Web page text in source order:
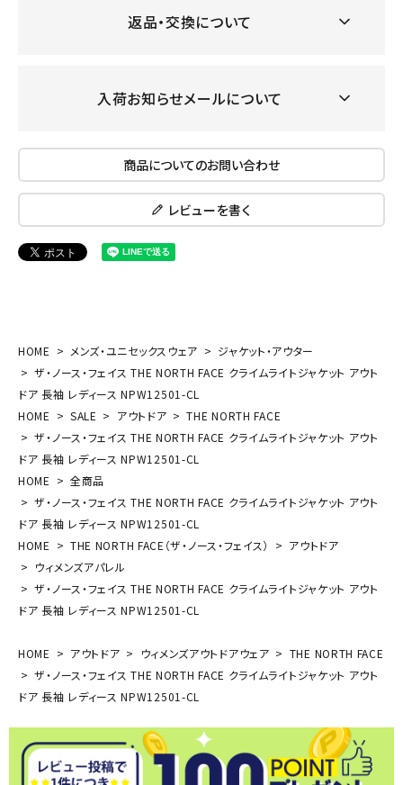
返品・交換について
入荷お知らせメールについて
商品についてのお問い合わせ
レビューを書く
HOME メンズ・ユニセックスウェア
ジャケット・アウター
ザ・ノース・フェイス THE NORTH FACE クライムライトジャケット アウト
ドア 長袖 レディース NPW12501-CL
HOME
SALE アウトドア
THE NORTH FACE
ザ・ノース・フェイス THE NORTH FACE クライムライトジャケット アウト
ドア 長袖 レディース NPW12501-CL
HOME
全商品
ザ・ノース・フェイス THE NORTH FACE クライムライトジャケット アウト
ドア 長袖 レディース NPW12501-CL
HOME
THE NORTH FACE（ザ・ノース・フェイス）
アウトドア
ウィメンズアパレル
ザ・ノース・フェイス THE NORTH FACE クライムライトジャケット アウト
ドア 長袖 レディース NPW12501-CL
HOME アウトドア ウィメンズアウトドアウェア
THE NORTH FACE
ザ・ノース・フェイス THE NORTH FACE クライムライトジャケット アウト
ドア 長袖 レディース NPW12501-CL